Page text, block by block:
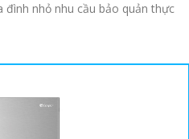
đình nhỏ nhu cầu bảo quản thực